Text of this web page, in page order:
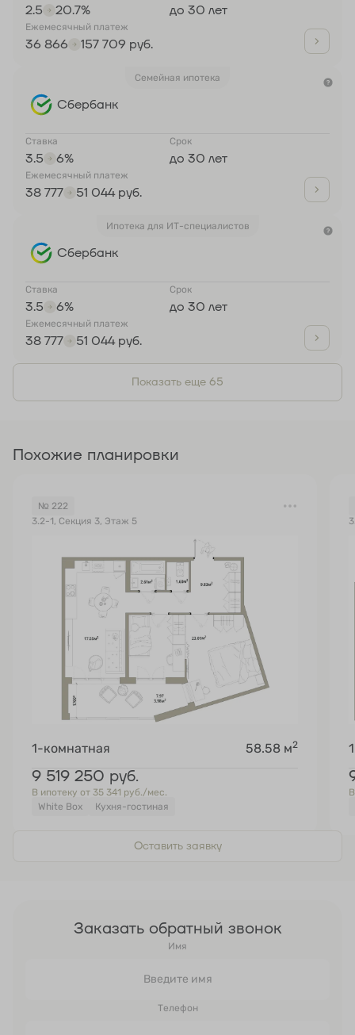
2.5 20.7% до 30 лет
Ежемесячный платеж
36 866 157 709 руб.
Семейная ипотека
Сбербанк
Ставка
3.5 6%
Срок
до 30 лет
Ежемесячный платеж
38 777 51 044 руб.
Ипотека для ИТ-специалистов
Сбербанк
Ставка
3.5 6%
Срок
до 30 лет
Ежемесячный платеж
38 777 51 044 руб.
Показать еще 65
Похожие планировки
№ 222
3.2-1, Секция 3, Этаж 5
1-комнатная 58.58 м2
9 519 250 руб.
В ипотеку от 35 341 руб./мес.
White Box
Кухня-гостиная
Оставить заявку
Заказать обратный звонок
Имя
Телефон